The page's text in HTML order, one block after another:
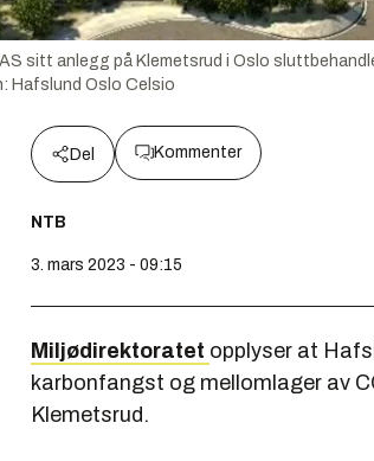
sitt anlegg på Klemetsrud i Oslo
Hafslund Oslo Celsio
Del Kommenter
NTB
3. mars 2023 - 09:15
Miljødirektoratet opplyser at
karbonfangst og mellomlager av
Klemetsrud.